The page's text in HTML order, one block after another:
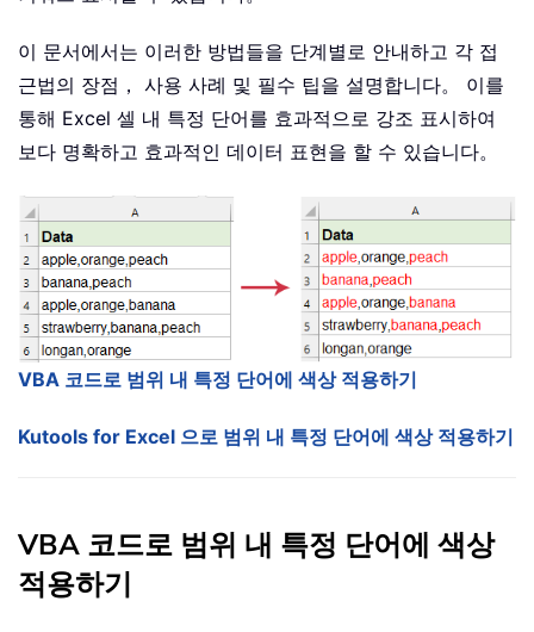
이 문서에서는 이러한 방법들을 단계별로 안내하고 각 접
근법의 장점， 사용 사례 및 필수 팁을 설명합니다。 이를
통해 Excel 셀 내 특정 단어를 효과적으로 강조 표시하여
보다 명확하고 효과적인 데이터 표현을 할 수 있습니다。
VBA 코드로 범위 내 특정 단어에 색상 적용하기
Kutools for Excel 으로 범위 내 특정 단어에 색상 적용하기
VBA 코드로 범위 내 특정 단어에 색상
적용하기